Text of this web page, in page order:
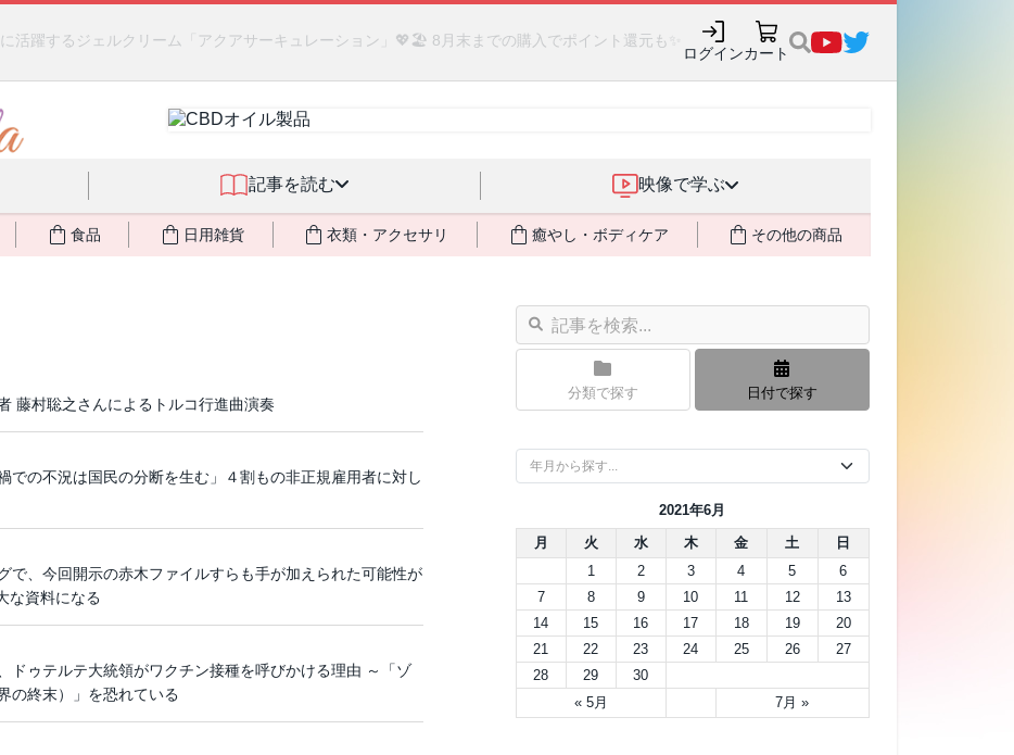
活躍するジェルクリーム「アクアサーキュレーション」💖🏖️ 8月末までの購入でポイント還元も✨
ログインカート
記事を読む 映像で学ぶ
食品 日用雑貨 衣類・アクセサリ 癒やし・ボディケア その他の商品
藤村聡之さんによるトルコ行進曲演奏
での不況は国民の分断を生む」４割もの非正規雇用者に対し
で、今回開示の赤木ファイルすらも手が加えられた可能性が
な資料になる
ドゥテルテ大統領がワクチン接種を呼びかける理由 ～「ゾ
の終末）」を恐れている
分類で探す 日付で探す
2021年6月
月
火 水 木 金 土 日
« 5月 7月 »
1 2 3 4 5
6
7
8 9 10 11 12
13
14
15 16 17 18 19
20
21
22 23 24 25 26
27
28
29 30